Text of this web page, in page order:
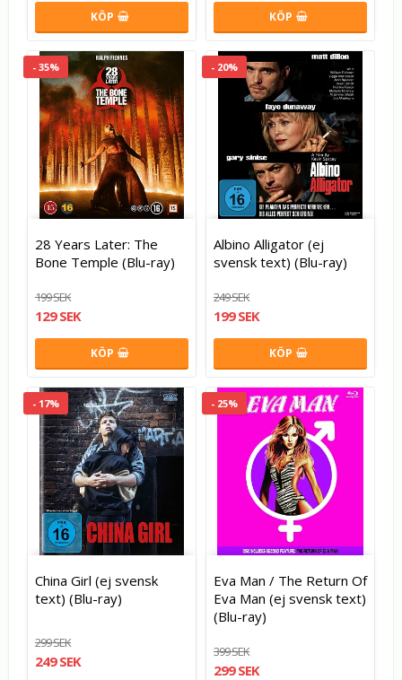
KÖP KÖP
- 35%
28 Years Later: The
Bone Temple (Blu-ray)
199 SEK
129 SEK
KÖP
- 20%
Albino Alligator (ej
svensk text) (Blu-ray)
249 SEK
199 SEK
KÖP
- 17%
China Girl (ej svensk
text) (Blu-ray)
299 SEK
249 SEK
- 25%
Eva Man / The Return Of
Eva Man (ej svensk text)
(Blu-ray)
399 SEK
299 SEK